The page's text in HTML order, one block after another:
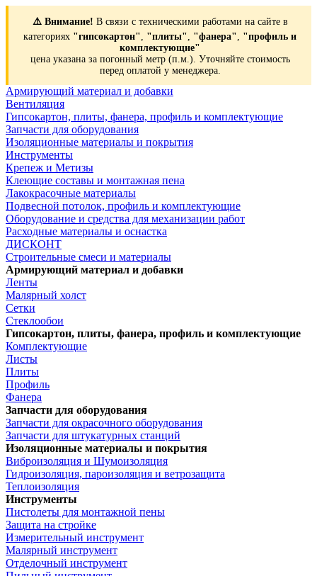
⚠️ Внимание! В связи с техническими работами на сайте в
категориях "гипсокартон", "плиты", "фанера", "профиль и
комплектующие"
цена указана за погонный метр (п.м.). Уточняйте стоимость
перед оплатой у менеджера.
Армирующий материал и добавки
Вентиляция
Гипсокартон, плиты, фанера, профиль и комплектующие
Запчасти для оборудования
Изоляционные материалы и покрытия
Инструменты
Крепеж и Метизы
Клеющие составы и монтажная пена
Лакокрасочные материалы
Подвесной потолок, профиль и комплектующие
Оборудование и средства для механизации работ
Расходные материалы и оснастка
ДИСКОНТ
Строительные смеси и материалы
Армирующий материал и добавки
Ленты
Малярный холст
Сетки
Стеклообои
Гипсокартон, плиты, фанера, профиль и комплектующие
Комплектующие
Листы
Плиты
Профиль
Фанера
Запчасти для оборудования
Запчасти для окрасочного оборудования
Запчасти для штукатурных станций
Изоляционные материалы и покрытия
Виброизоляция и Шумоизоляция
Гидроизоляция, пароизоляция и ветрозащита
Теплоизоляция
Инструменты
Пистолеты для монтажной пены
Защита на стройке
Измерительный инструмент
Малярный инструмент
Отделочный инструмент